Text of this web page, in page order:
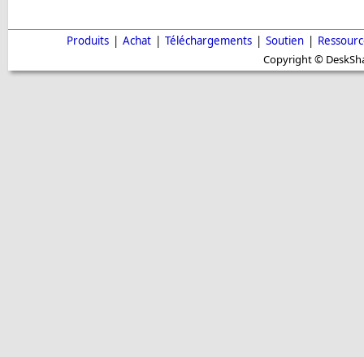
Produits | Achat | Téléchargements | Soutien |
Copyright ©